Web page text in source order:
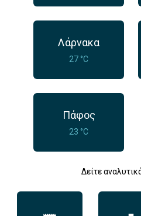
Λάρνακα
27 °C
Πάφος
23 °C
Δείτε